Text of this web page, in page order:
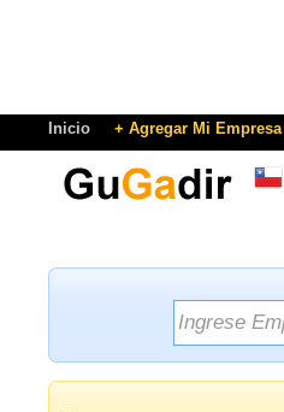
Inicio + Agregar Mi Empresa